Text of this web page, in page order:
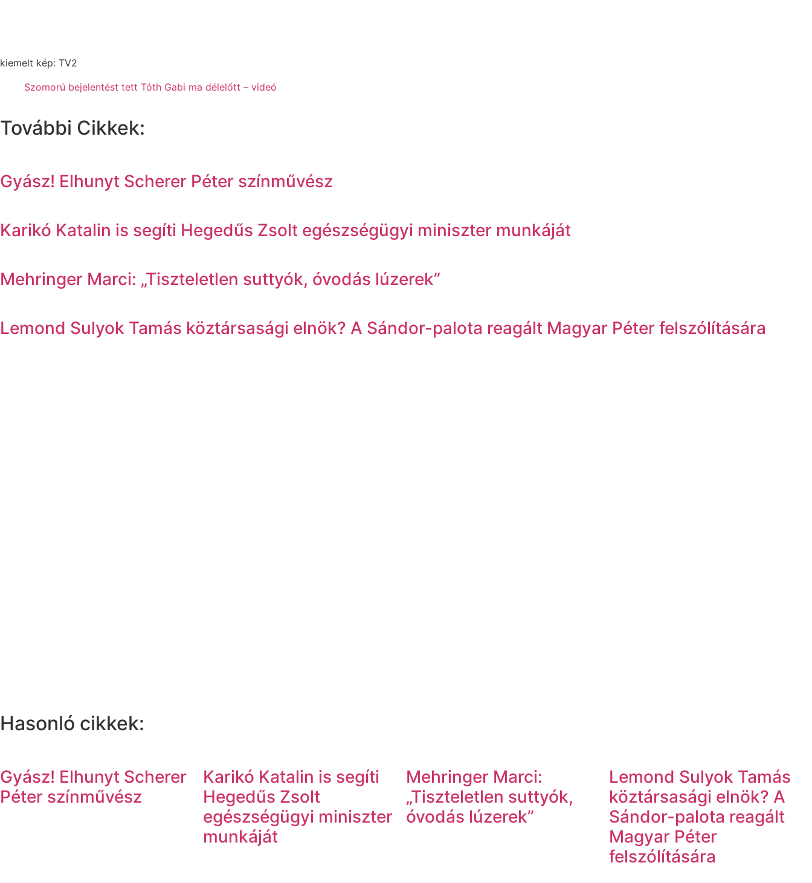
kiemelt kép: TV2
Szomorú bejelentést tett Tóth Gabi ma délelőtt – videó
További Cikkek:
Gyász! Elhunyt Scherer Péter színművész
Karikó Katalin is segíti Hegedűs Zsolt egészségügyi miniszter munkáját
Mehringer Marci: „Tiszteletlen suttyók, óvodás lúzerek”
Lemond Sulyok Tamás köztársasági elnök? A Sándor-palota reagált Magyar Péter felszólítására
Hasonló cikkek:
Gyász! Elhunyt Scherer
Péter színművész
Karikó Katalin is segíti
Hegedűs Zsolt
egészségügyi miniszter
munkáját
Mehringer Marci:
„Tiszteletlen suttyók,
óvodás lúzerek”
Lemond Sulyok Tamás
köztársasági elnök? A
Sándor-palota reagált
Magyar Péter
felszólítására